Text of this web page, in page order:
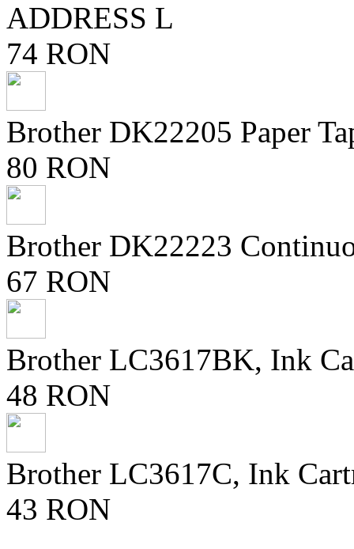
ADDRESS L
74 RON
Brother DK22205 Paper
80 RON
Brother DK22223
67 RON
Brother LC3617BK, Ink
48 RON
Brother LC3617C, Ink
43 RON